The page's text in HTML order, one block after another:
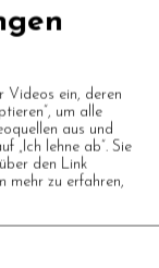
Videos ein, deren
um alle
aus und
„Ich lehne ab“. Sie
den Link
mehr zu erfahren,